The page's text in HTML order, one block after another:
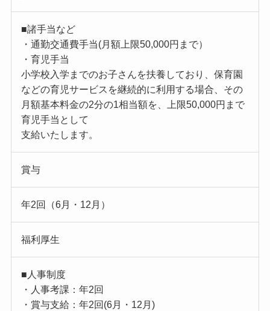
■諸手当など
・通勤交通費手当(月額上限50,000円まで）
・育児手当
小学校入学までのお子さんを扶養しており、保育園
などの育児サービスを継続的に利用する場合、その
月額基本料金の2分の1相当額を、上限50,000円まで
育児手当として
支給いたします。
賞与
年2回（6月・12月）
福利厚生
■人事制度
・人事考課：年2回
・賞与支給：年2回(6月・12月)